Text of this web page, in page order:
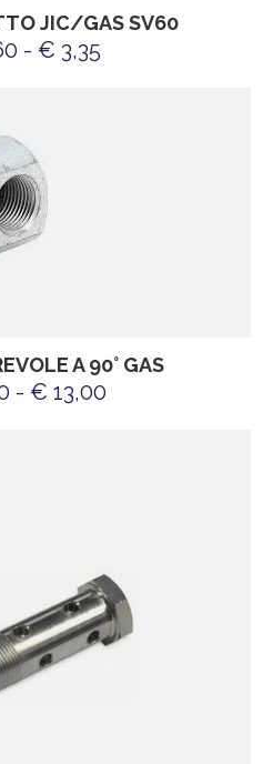
JIC/GAS SV60
- € 3,35
A 90° GAS
- € 13,00